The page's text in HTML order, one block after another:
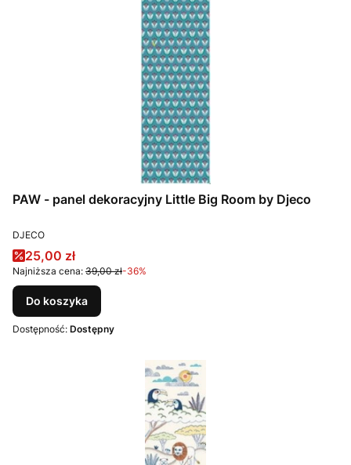
PAW - panel dekoracyjny Little Big Room by Djeco
PRODUCENT
DJECO
Cena promocyjna
25,00 zł
Najniższa cena: 39,00 zł-36%
Do koszyka
Dostępność: Dostępny